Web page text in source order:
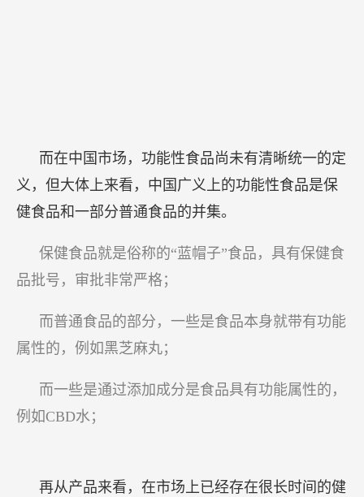
而在中国市场，功能性食品尚未有清晰统一的定
义，但大体上来看，中国广义上的功能性食品是保
健食品和一部分普通食品的并集。
保健食品就是俗称的“蓝帽子”食品，具有保健食
品批号，审批非常严格；
而普通食品的部分，一些是食品本身就带有功能
属性的，例如黑芝麻丸；
而一些是通过添加成分是食品具有功能属性的，
例如CBD水；
再从产品来看，在市场上已经存在很长时间的健